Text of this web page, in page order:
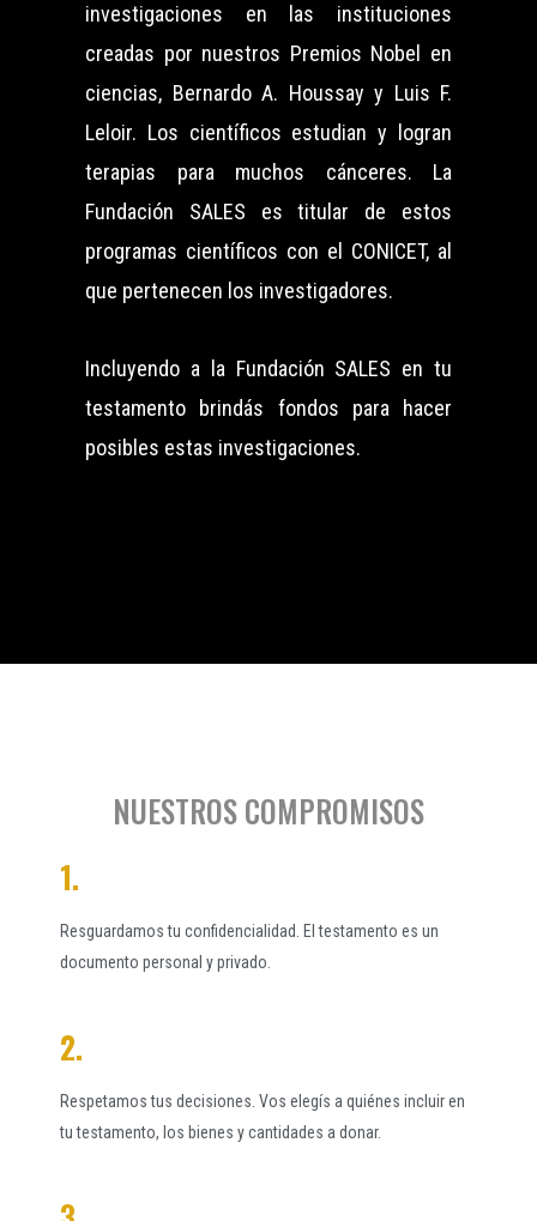
investigaciones en las instituciones
creadas por nuestros Premios Nobel en
ciencias, Bernardo A. Houssay y Luis F.
Leloir. Los científicos estudian y logran
terapias para muchos cánceres. La
Fundación SALES es titular de estos
programas científicos con el CONICET, al
que pertenecen los investigadores.
Incluyendo a la Fundación SALES en tu
testamento brindás fondos para hacer
posibles estas investigaciones.
NUESTROS COMPROMISOS
1.
Resguardamos tu confidencialidad. El testamento es un
documento personal y privado.
2.
Respetamos tus decisiones. Vos elegís a quiénes incluir en
tu testamento, los bienes y cantidades a donar.